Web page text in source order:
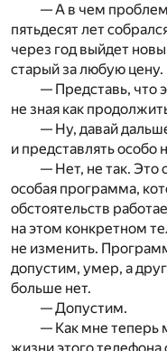
— А в чем
пятьдесят лет
через год выйдет
старый за любую цену.
— Представь, что
не зная как
— Ну, давай
и представлять особо
— Нет, не так. Это
особая программа,
обстоятельств
на этом конкретном
не изменить.
допустим, умер, а
больше нет.
— Допустим.
— Как мне теперь